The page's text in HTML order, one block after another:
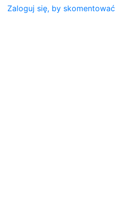
Zaloguj się, by skomentować